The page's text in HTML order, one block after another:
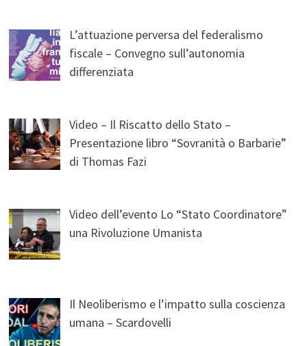
L’attuazione perversa del federalismo
fiscale – Convegno sull’autonomia
differenziata
Video – Il Riscatto dello Stato –
Presentazione libro “Sovranità o Barbarie”
di Thomas Fazi
Video dell’evento Lo “Stato Coordinatore”
una Rivoluzione Umanista
Il Neoliberismo e l’impatto sulla coscienza
umana – Scardovelli